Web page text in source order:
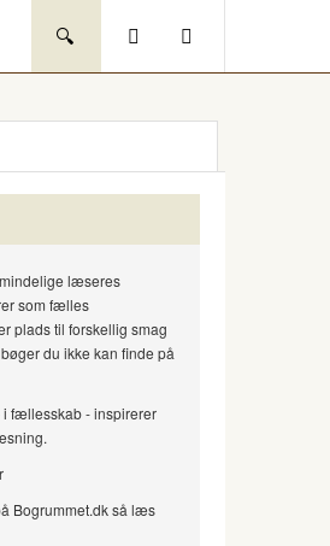
læseres
som fælles
plads til forskellig smag
du ikke kan finde på
i fællesskab - inspirerer
Bogrummet.dk så læs